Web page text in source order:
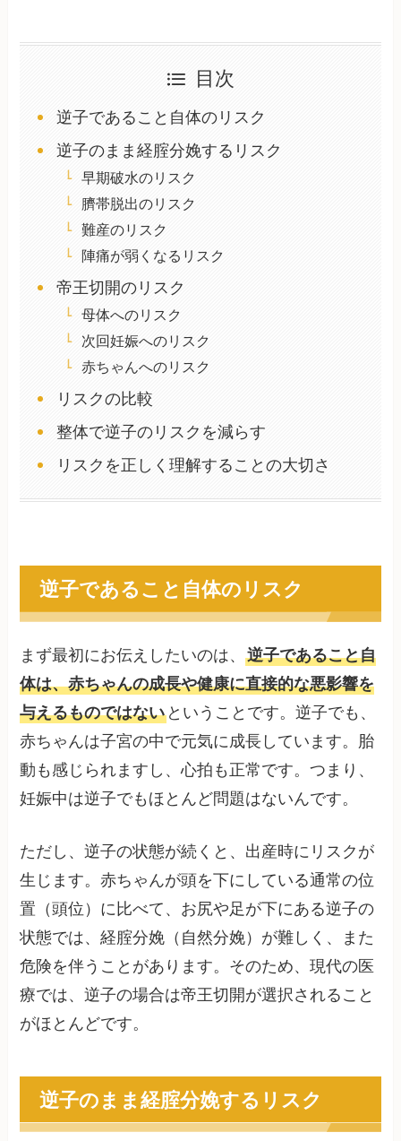
目次
逆子であること自体のリスク
逆子のまま経腟分娩するリスク
早期破水のリスク
臍帯脱出のリスク
難産のリスク
陣痛が弱くなるリスク
帝王切開のリスク
母体へのリスク
次回妊娠へのリスク
赤ちゃんへのリスク
リスクの比較
整体で逆子のリスクを減らす
リスクを正しく理解することの大切さ
逆子であること自体のリスク
まず最初にお伝えしたいのは、逆子であること自
体は、赤ちゃんの成長や健康に直接的な悪影響を
与えるものではない ということです。逆子でも、
赤ちゃんは子宮の中で元気に成長しています。胎
動も感じられますし、心拍も正常です。つまり、
妊娠中は逆子でもほとんど問題はないんです。
ただし、逆子の状態が続くと、出産時にリスクが
生じます。赤ちゃんが頭を下にしている通常の位
置（頭位）に比べて、お尻や足が下にある逆子の
状態では、経腟分娩（自然分娩）が難しく、また
危険を伴うことがあります。そのため、現代の医
療では、逆子の場合は帝王切開が選択されること
がほとんどです。
逆子のまま経腟分娩するリスク